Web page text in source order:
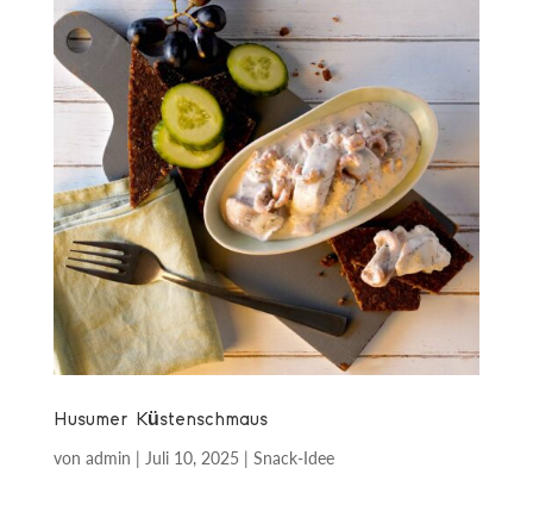
Husumer Küstenschmaus
von admin | Juli 10, 2025| Snack-Idee